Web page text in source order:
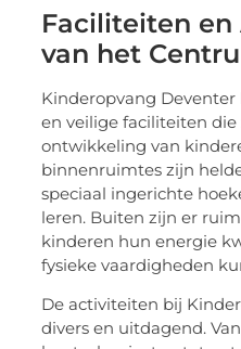
Faciliteiten
van het
Kinderopvang
en veilige faciliteiten
ontwikkeling van
binnenruimtes zijn
speciaal ingerichte
leren. Buiten zijn er
kinderen hun energie
fysieke vaardigheden
De activiteiten bij
divers en uitdagend.